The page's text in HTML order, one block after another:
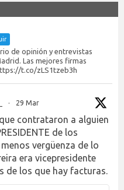
de opinión y entrevistas
Las mejores firmas
t.co/zLS1tzeb3h
· 29 Mar
contrataron a alguien
de los
vergüenza de lo
era vicepresidente
de los que hay facturas.